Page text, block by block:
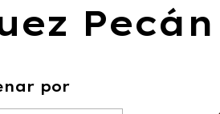
Pecán
por